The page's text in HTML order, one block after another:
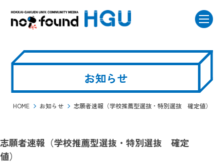
お知らせ
HOME お知らせ 志願者速報（学校推薦型選抜・特別選抜 確定値）
志願者速報（学校推薦型選抜・特別選抜 確定
値）